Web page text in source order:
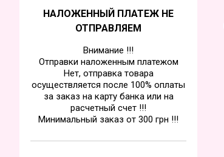
НАЛОЖЕННЫЙ ПЛАТЕЖ НЕ
ОТПРАВЛЯЕМ
Внимание !!!
Отправки наложенным платежом
Нет, отправка товара
осуществляется после 100% оплаты
за заказ на карту банка или на
расчетный счет !!!
Минимальный заказ от 300 грн !!!